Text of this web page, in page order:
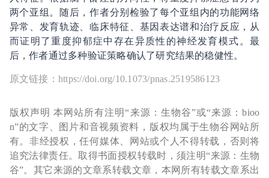
两个亚组。随后，作者分别检验了每个亚组内的功能网络
异常、发育轨迹、临床特征、基因表达谱和治疗反应，从
而证明了重度抑郁症中存在异质性的神经发育模式。最
后，作者通过多种验证策略确认了研究结果的稳健性。
原文链接：https://doi.org/10.1073/pnas.2519586123
版权声明 本网站所有注明“来源：生物谷”或“来源：bioo
n”的文字、图片和音视频资料，版权均属于生物谷网站所
有。非经授权，任何媒体、网站或个人不得转载，否则将
追究法律责任。取得书面授权转载时，须注明“来源：生物
谷”。其它来源的文章系转载文章，本网所有转载文章系出